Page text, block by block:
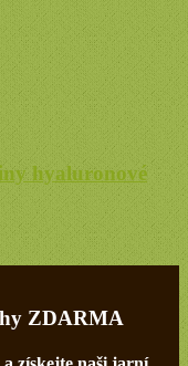
hyaluronové
ZDARMA